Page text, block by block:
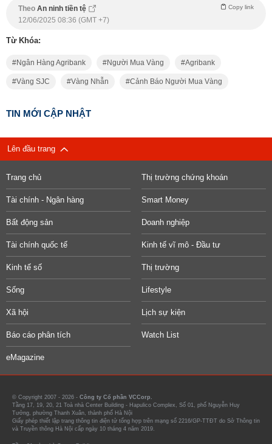
Theo An ninh tiền tệ Copy link
12/06/2025 08:36 (GMT +7)
Từ Khóa:
Ngân Hàng Agribank Người Mua Vàng Agribank
Vàng SJC Vàng Nhẫn Cảnh Báo Người Mua Vàng
TIN MỚI CẬP NHẬT
Lên đầu trang
Trang chủ Thị trường chứng khoán
Tài chính - Ngân hàng Smart Money
Bất động sản Doanh nghiệp
Tài chính quốc tế Kinh tế vĩ mô - Đầu tư
Kinh tế số Thị trường
Sống Lifestyle
Xã hội Lịch sự kiện
Báo cáo phân tích Watch List
eMagazine
© Copyright 2007 - 2026 - Công ty Cổ phần VCCorp.
Tầng 17, 19, 20, 21 Toà nhà Center Building - Hapulico Complex, Số 01, phố Nguyễn Huy
Tưởng, phường Thanh Xuân, thành phố Hà Nội
Giấy phép thiết lập trang thông tin điện tử tổng hợp trên mạng số 2216/GP-TTĐT do Sở Thông tin
và Truyền thông Hà Nội cấp ngày 10 tháng 4 năm 2019.